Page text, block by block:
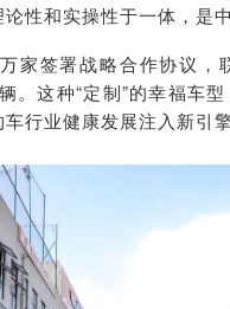
性和实操性于一体，是
家签署战略合作协议，
。这种“定制”的幸福车
行业健康发展注入新引